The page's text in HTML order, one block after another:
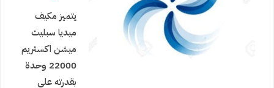
يتميز مكيف
ميديا سبليت
ميشن اكستريم
22000 وحدة
بقدرته على